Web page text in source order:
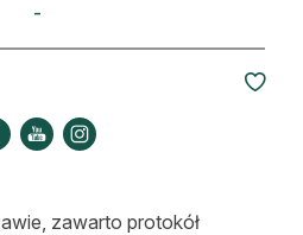
-
zawarto protokół